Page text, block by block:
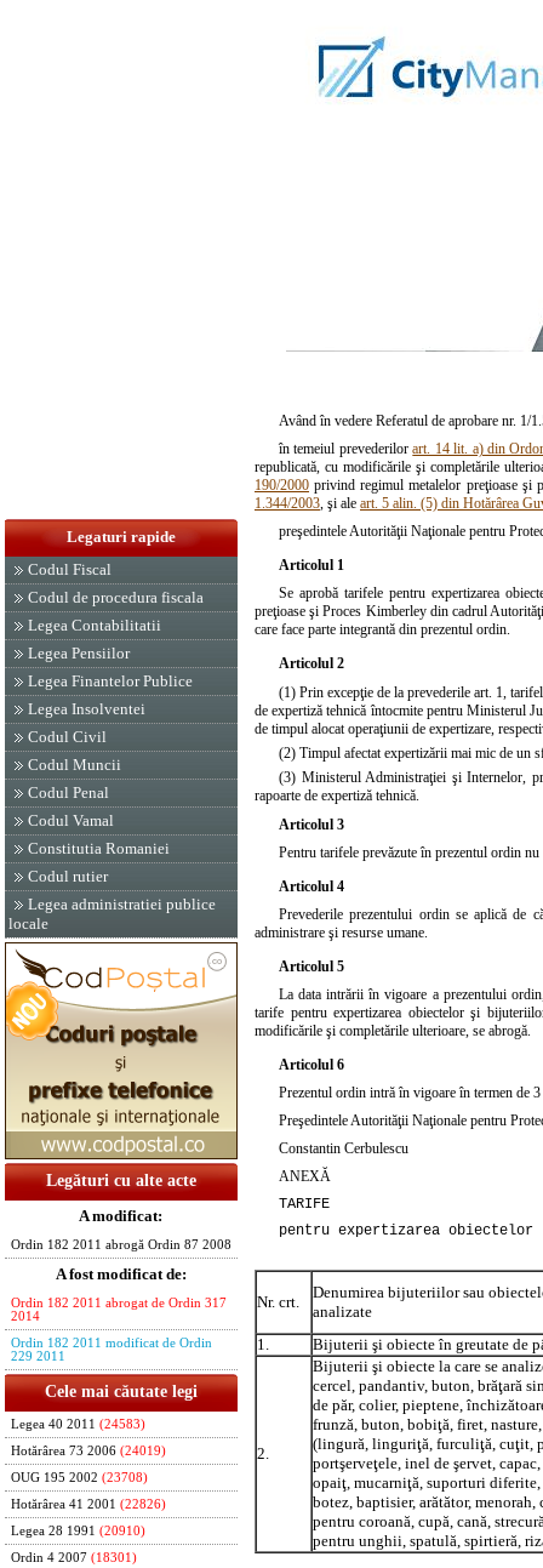
Legaturi rapide
Codul Fiscal
Codul de procedura fiscala
Legea Contabilitatii
Legea Pensiilor
Legea Finantelor Publice
Legea Insolventei
Codul Civil
Codul Muncii
Codul Penal
Codul Vamal
Constitutia Romaniei
Codul rutier
Legea administratiei publice
locale
Legături cu alte acte
A modificat:
Ordin 182 2011 abrogă Ordin 87 2008
A fost modificat de:
Ordin 182 2011 abrogat de Ordin 317
2014
Ordin 182 2011 modificat de Ordin
229 2011
Cele mai căutate legi
Legea 40 2011 (24583)
Hotărârea 73 2006 (24019)
OUG 195 2002 (23708)
Hotărârea 41 2001 (22826)
Legea 28 1991 (20910)
Ordin 4 2007 (18301)
Având în vedere Referatul de aprobare nr. 1/
în temeiul prevederilorart. 14 lit. a) din
republicată, cu modificările şi completările
190/2000 privind regimul metalelor preţioase şi
1.344/2003 , şi ale art. 5 alin. (5) din Hotărârea
preşedintele Autorităţii Naţionale pentru
Articolul 1
Se aprobă tarifele pentru expertizarea
preţioase şi Proces Kimberley din cadrul
care face parte integrantă din prezentul ordin.
Articolul 2
(1) Prin excepţie de la prevederileart. 1 ,
de expertiză tehnică întocmite pentru Ministerul
de timpul alocat operaţiunii de expertizare,
(2) Timpul afectat expertizării mai mic de un
(3) Ministerul Administraţiei şi Internelor,
rapoarte de expertiză tehnică.
Articolul 3
Pentru tarifele prevăzute în prezentul ordin
Articolul 4
Prevederile prezentului ordin se aplică de
administrare şi resurse umane.
Articolul 5
La data intrării în vigoare a prezentului
tarife pentru expertizarea obiectelor şi
modificările şi completările ulterioare, se abrogă.
Articolul 6
Prezentul ordin intră în vigoare în termen de
Preşedintele Autorităţii Naţionale pentru
Constantin Cerbulescu
ANEXĂ
TARIFE
pentru expertizarea
Nr. crt.
Denumirea bijuteriilor sau
analizate
1.
Bijuterii şi obiecte în greutate de
2.
Bijuterii şi obiecte la care se
cercel, pandantiv, buton, brăţară
de păr, colier, pieptene,
frunză, buton, bobiţă, firet,
(lingură, linguriţă, furculiţă, cuţit,
portşerveţele, inel de şervet,
opaiţ, mucarniţă, suporturi diferite,
botez, baptisier, arătător,
pentru coroană, cupă, cană,
pentru unghii, spatulă, spirtieră,